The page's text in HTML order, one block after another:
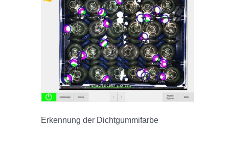
Erkennung der Dichtgummifarbe